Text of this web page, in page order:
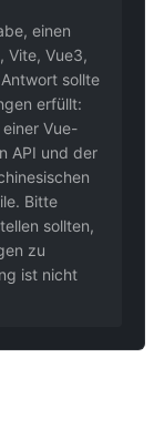
einen
Vite, Vue3,
sollte
erfüllt:
Vue-
API und der
Bitte
sollten,
zu
ist nicht